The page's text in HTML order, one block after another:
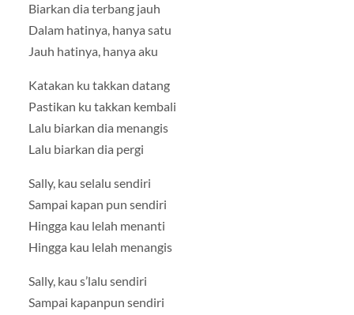
Biarkan dia terbang jauh
Dalam hatinya, hanya satu
Jauh hatinya, hanya aku
Katakan ku takkan datang
Pastikan ku takkan kembali
Lalu biarkan dia menangis
Lalu biarkan dia pergi
Sally, kau selalu sendiri
Sampai kapan pun sendiri
Hingga kau lelah menanti
Hingga kau lelah menangis
Sally, kau s’lalu sendiri
Sampai kapanpun sendiri